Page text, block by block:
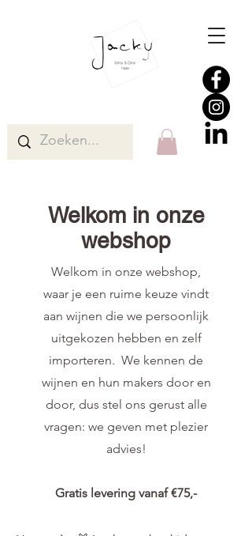
Welkom in onze
webshop
Welkom in onze webshop,
waar je een ruime keuze vindt
aan wijnen die we persoonlijk
uitgekozen hebben en zelf
importeren. We kennen de
wijnen en hun makers door en
door, dus stel ons gerust alle
vragen: we geven met plezier
advies!
Gratis levering vanaf €75,-